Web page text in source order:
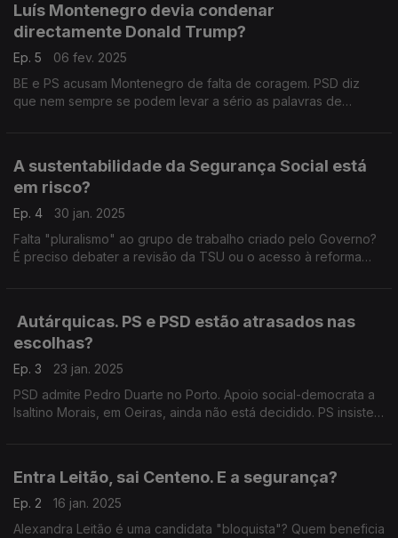
Luís Montenegro devia condenar
directamente Donald Trump?
Ep. 5
06 fev. 2025
BE e PS acusam Montenegro de falta de coragem. PSD diz
que nem sempre se podem levar a sério as palavras de
A sustentabilidade da Segurança Social está
em risco?
Ep. 4
30 jan. 2025
Falta "pluralismo" ao grupo de trabalho criado pelo Governo?
É preciso debater a revisão da TSU ou o acesso à reforma
Autárquicas. PS e PSD estão atrasados nas
escolhas?
Ep. 3
23 jan. 2025
PSD admite Pedro Duarte no Porto. Apoio social-democrata a
Isaltino Morais, em Oeiras, ainda não está decidido. PS insiste
Entra Leitão, sai Centeno. E a segurança?
Ep. 2
16 jan. 2025
Alexandra Leitão é uma candidata "bloquista"? Quem beneficia